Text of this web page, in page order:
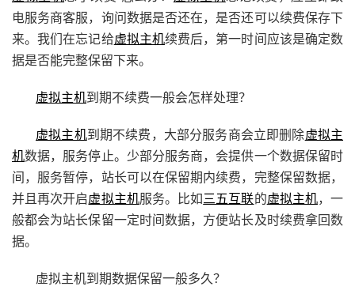
电服务商客服，询问数据是否还在，是否还可以续费保存下
来。我们在忘记给虚拟主机续费后，第一时间应该是确定数
据是否能完整保留下来。
虚拟主机到期不续费一般会怎样处理？
虚拟主机到期不续费，大部分服务商会立即删除虚拟主
机数据，服务停止。少部分服务商，会提供一个数据保留时
间，服务暂停，站长可以在保留期内续费，完整保留数据，
并且再次开启虚拟主机服务。比如三五互联的虚拟主机，一
般都会为站长保留一定时间数据，方便站长及时续费拿回数
据。
虚拟主机到期数据保留一般多久？